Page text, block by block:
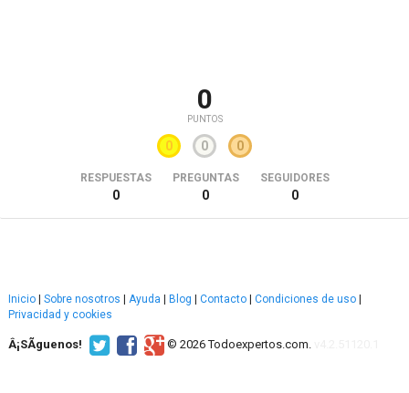
0
PUNTOS
0 0 0
RESPUESTAS
0
PREGUNTAS
0
SEGUIDORES
0
Inicio Sobre nosotros Ayuda Blog Contacto Condiciones de uso
Privacidad y cookies
Â¡SÃ­guenos! © 2026 Todoexpertos.com.